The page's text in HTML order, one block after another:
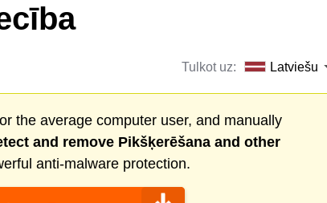
Tulkot uz: Latviešu
the average computer user, and manually
and remove Pikšķerēšana and other
anti-malware protection.